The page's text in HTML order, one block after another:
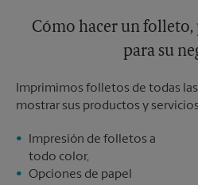
Cómo hacer un
para su
Imprimimos folletos de todas
mostrar sus productos y
Impresión de folletos a
todo color,
Opciones de papel